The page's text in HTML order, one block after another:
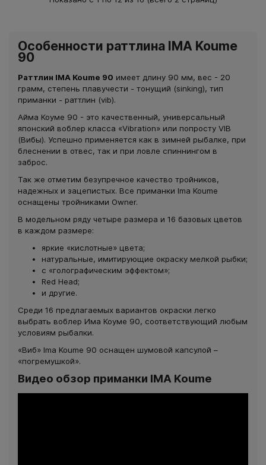
Особенности раттлина IMA Koume
90
Раттлин IMA Koume 90 имеет длину 90 мм, вес - 20
грамм, степень плавучести - тонущий (sinking), тип
приманки - раттлин (vib).
Айма Коуме 90 - это качественный, универсальный
японский воблер класса «Vibration» или попросту VIB
(Вибы). Успешно применяется как в зимней рыбалке, при
блеснении в отвес, так и при ловле спиннингом в
заброс.
Так же отметим безупречное качество тройников,
надежных и зацепистых. Все приманки Ima Koume
оснащены тройниками Owner.
В модельном ряду четыре размера и 16 базовых цветов
в каждом размере:
яркие «кислотные» цвета;
натуральные, имитирующие окраску мелкой рыбки;
с «голографическим эффектом»;
Red Head;
и другие.
Среди 16 предлагаемых вариантов окраски легко
выбрать воблер Има Коуме 90, соответствующий любым
условиям рыбалки.
«Виб» Ima Koume 90 оснащен шумовой капсулой –
«погремушкой».
Видео обзор приманки IMA Koume